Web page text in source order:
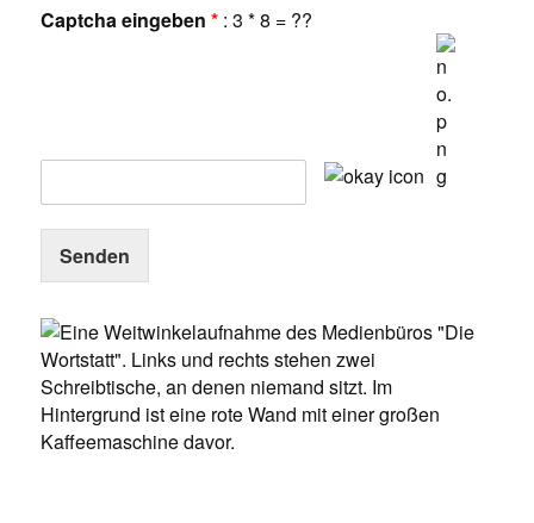
Captcha eingeben *: 3 * 8 = ??
Senden